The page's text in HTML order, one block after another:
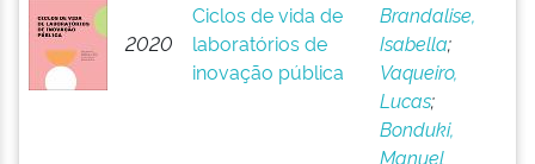
2020
Ciclos de vida de
laboratórios de
inovação pública
Brandalise,
Isabella;
Vaqueiro,
Lucas;
Bonduki,
Manuel